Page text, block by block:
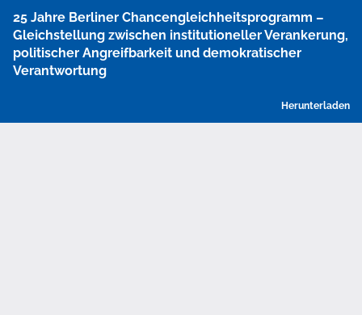
Artikeldetails
zurückkehren
25 Jahre Berliner Chancengleichheitsprogramm –
Gleichstellung zwischen institutioneller Verankerung,
politischer Angreifbarkeit und demokratischer
Verantwortung
Herunterladen